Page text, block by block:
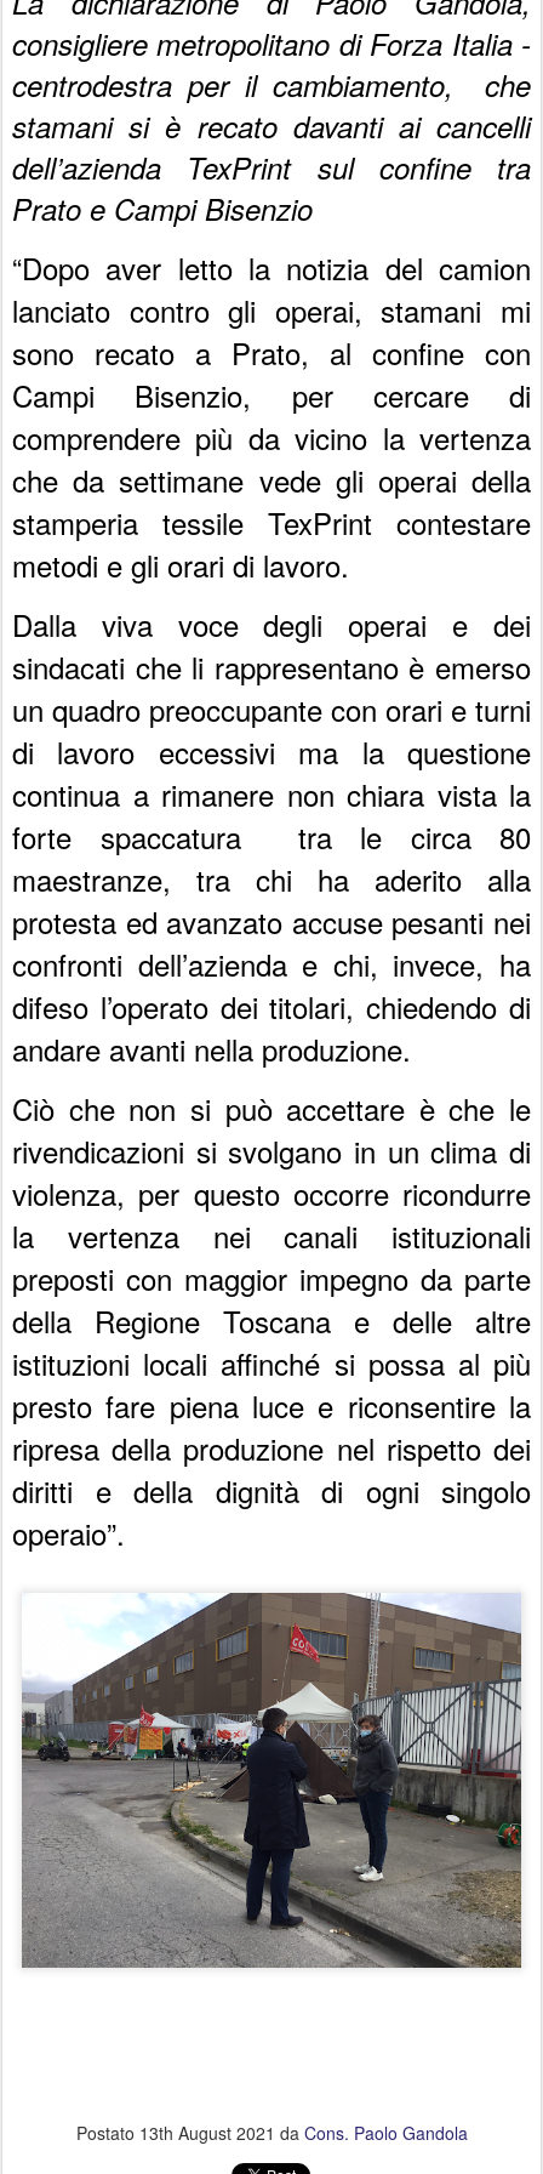
consigliere metropolitano di Forza Italia -
centrodestra per il cambiamento, che
stamani si è recato davanti ai cancelli
dell’azienda TexPrint sul confine tra
Prato e Campi Bisenzio
“Dopo aver letto la notizia del camion
lanciato contro gli operai, stamani mi
sono recato a Prato, al confine con
Campi Bisenzio, per cercare di
comprendere più da vicino la vertenza
che da settimane vede gli operai della
stamperia tessile TexPrint contestare
metodi e gli orari di lavoro.
Dalla viva voce degli operai e dei
sindacati che li rappresentano è emerso
un quadro preoccupante con orari e turni
di lavoro eccessivi ma la questione
continua a rimanere non chiara vista la
forte spaccatura tra le circa 80
maestranze, tra chi ha aderito alla
protesta ed avanzato accuse pesanti nei
confronti dell’azienda e chi, invece, ha
difeso l’operato dei titolari, chiedendo di
andare avanti nella produzione.
Ciò che non si può accettare è che le
rivendicazioni si svolgano in un clima di
violenza, per questo occorre ricondurre
la vertenza nei canali istituzionali
preposti con maggior impegno da parte
della Regione Toscana e delle altre
istituzioni locali affinché si possa al più
presto fare piena luce e riconsentire la
ripresa della produzione nel rispetto dei
diritti e della dignità di ogni singolo
operaio”.
Postato 13th August 2021 da Cons. Paolo Gandola